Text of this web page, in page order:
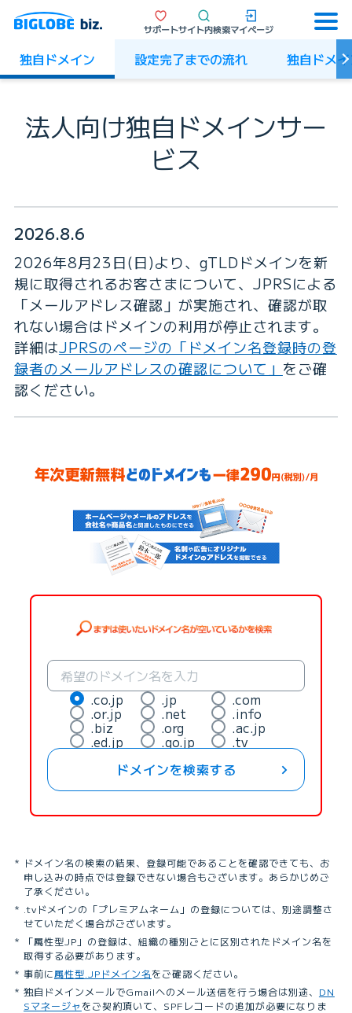
サポートサイト内検索マイページ
独自ドメイン 設定完了までの流れ 独自ドメ
法人向け独自ドメインサー
ビス
2026.8.6
2026年8月23日(日)より、gTLDドメインを新
規に取得されるお客さまについて、JPRSによる
「メールアドレス確認」が実施され、確認が取
れない場合はドメインの利用が停止されます。
詳細はJPRSのページの「ドメイン名登録時の登
録者のメールアドレスの確認について」 をご確
認ください。
.co.jp .jp .com
.or.jp .net .info
.biz .org .ac.jp
.ed.jp .go.jp
.tv
ドメインを検索する
ドメイン名の検索の結果、登録可能であることを確認できても、お
申し込みの時点では登録できない場合もございます。あらかじめご
了承ください。
.tvドメインの「プレミアムネーム」の登録については、別途調整さ
せていただく場合がございます。
「属性型JP」の登録は、組織の種別ごとに区別されたドメイン名を
取得する必要があります。
事前に属性型.JPドメイン名をご確認ください。
独自ドメインメールでGmailへのメール送信を行う場合は別途、 DN
Sマネージャをご契約頂いて、SPFレコードの追加が必要になりま